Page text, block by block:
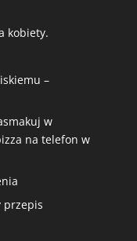
kobiety.
–
w
na telefon w
przepis